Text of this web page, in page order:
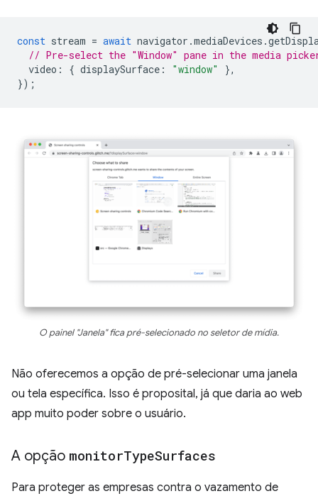
const stream = await navigator .mediaDevices .
// Pre-select the "Window" pane in the media
video : { displaySurface : "window"
},
});
O painel "Janela" fica pré-selecionado no seletor de mídia.
Não oferecemos a opção de pré-selecionar uma janela
ou tela específica. Isso é proposital, já que daria ao web
app muito poder sobre o usuário.
A opção monitorTypeSurfaces
Para proteger as empresas contra o vazamento de